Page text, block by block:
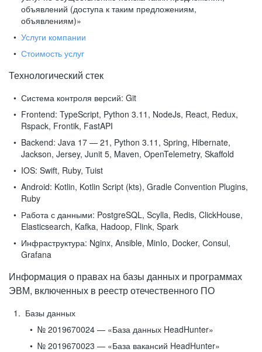
объявлений (доступа к таким предложениям,
объявлениям)»
Услуги компании
Стоимость услуг
Технологический стек
Система контроля версий: Git
Frontend: TypeScript, Python 3.11, NodeJs, React, Redux,
Rspack, Frontik, FastAPI
Backend: Java 17 — 21, Python 3.11, Spring, Hibernate,
Jackson, Jersey, Junit 5, Maven, OpenTelemetry, Skaffold
IOS: Swift, Ruby, Tuist
Android: Kotlin, Kotlin Script (kts), Gradle Convention Plugins,
Ruby
Работа с данными: PostgreSQL, Scylla, Redis, ClickHouse,
Elasticsearch, Kafka, Hadoop, Flink, Spark
Инфраструктура: Nginx, Ansible, MinIo, Docker, Consul,
Grafana
Информация о правах на базы данных и программах
ЭВМ, включенных в реестр отечественного ПО
Базы данных
№ 2019670024 — «База данных HeadHunter»
№ 2019670023 — «База вакансий HeadHunter»